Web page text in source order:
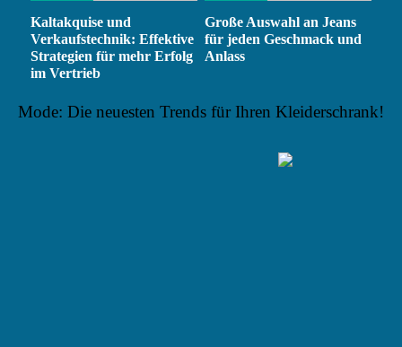
Kaltakquise und
Verkaufstechnik: Effektive
Strategien für mehr Erfolg
im Vertrieb
Große Auswahl an Jeans
für jeden Geschmack und
Anlass
Mode: Die neuesten Trends für Ihren Kleiderschrank!